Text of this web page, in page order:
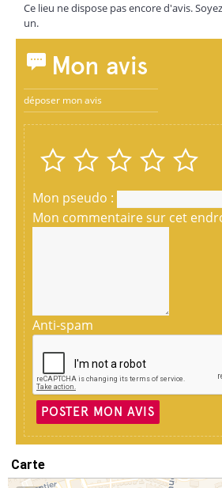
Ce lieu ne dispose pas encore d'avis.
un.
Mon avis
déposer mon avis
Mon pseudo :
Mon commentaire sur cet
Anti-spam
POSTER MON AVIS
Carte